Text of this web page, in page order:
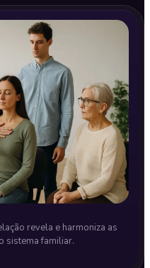
revela e harmoniza as
sistema familiar.